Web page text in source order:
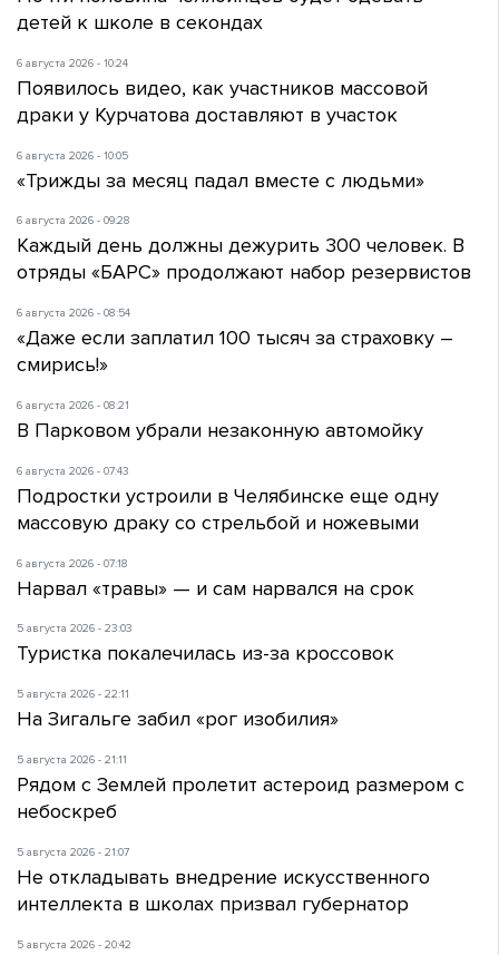
детей к школе в секондах
6 августа 2026 - 10:24
Появилось видео, как участников массовой
драки у Курчатова доставляют в участок
6 августа 2026 - 10:05
«Трижды за месяц падал вместе с людьми»
6 августа 2026 - 09:28
Каждый день должны дежурить 300 человек. В
отряды «БАРС» продолжают набор резервистов
6 августа 2026 - 08:54
«Даже если заплатил 100 тысяч за страховку –
смирись!»
6 августа 2026 - 08:21
В Парковом убрали незаконную автомойку
6 августа 2026 - 07:43
Подростки устроили в Челябинске еще одну
массовую драку со стрельбой и ножевыми
6 августа 2026 - 07:18
Нарвал «травы» — и сам нарвался на срок
5 августа 2026 - 23:03
Туристка покалечилась из-за кроссовок
5 августа 2026 - 22:11
На Зигальге забил «рог изобилия»
5 августа 2026 - 21:11
Рядом с Землей пролетит астероид размером с
небоскреб
5 августа 2026 - 21:07
Не откладывать внедрение искусственного
интеллекта в школах призвал губернатор
5 августа 2026 - 20:42